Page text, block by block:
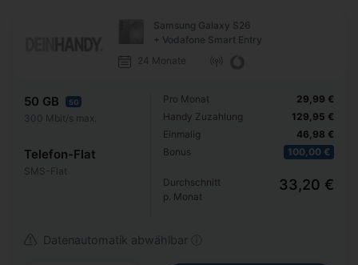
Samsung Galaxy S26
+ Vodafone Smart Entry
24 Monate
50 GB 5G
300 Mbit/s max.
Telefon-Flat
SMS-Flat
Pro Monat
Handy Zuzahlung
Einmalig
Bonus
29,99 €
129,95 €
46,98 €
100,00 €
Durchschnitt
p. Monat
33,20 €
Datenautomatik abwählbar ⓘ